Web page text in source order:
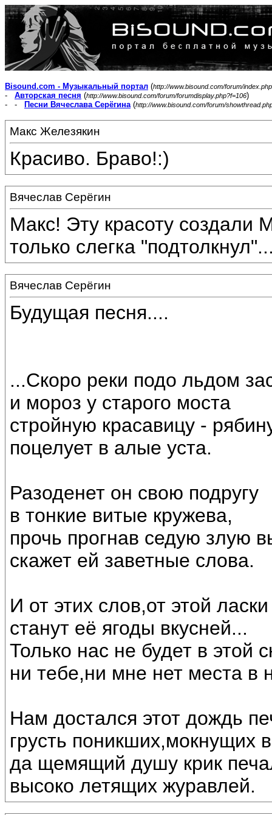
Bisound.com - Музыкальный портал (http://www.bisound.com/forum/index.php
- Авторская песня (http://www.bisound.com/forum/forumdisplay.php?f=106)
- -
Песни Вячеслава Серёгина(http://www.bisound.com/forum/
Макс Железякин
Красиво. Браво!:)
Вячеслав Серёгин
Макс! Эту красоту создали
только слегка
Вячеслав Серёгин
Будущая песня....
...Скоро реки подо льдом
и мороз у старого моста
стройную красавицу -
поцелует в алые уста.
Разоденет он свою подругу
в тонкие витые кружева,
прочь прогнав седую злую
скажет ей заветные слова.
И от этих слов,от этой ласки
станут её ягоды вкусней...
Только нас не будет в этой
ни тебе,ни мне нет места в
Нам достался этот дождь
грусть поникших,мокнущих
да щемящий душу крик
высоко летящих журавлей.